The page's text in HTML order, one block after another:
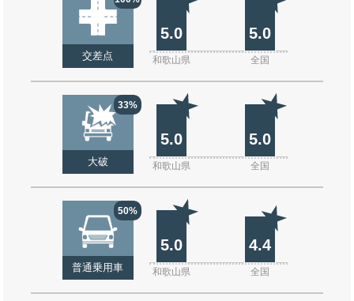
交差点
5.0 5.0
和歌山県 全国
33%
大破
5.0 5.0
和歌山県 全国
50%
普通乗用車
5.0 4.4
和歌山県 全国